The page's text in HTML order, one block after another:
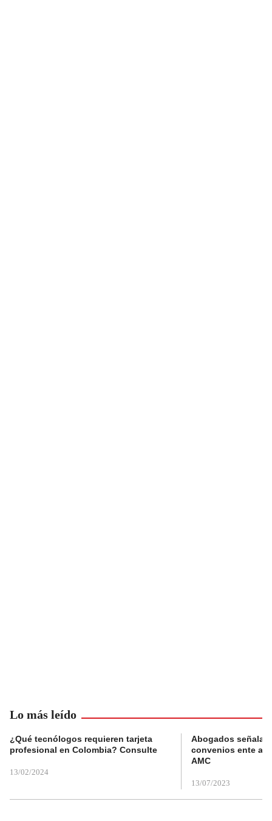
Lo más leído
¿Qué tecnólogos requieren tarjeta
profesional en Colombia? Consulte
13/02/2024
Abogados
convenios ente
AMC
13/07/2023